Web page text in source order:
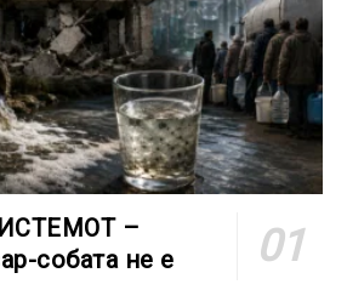
–
собата не е